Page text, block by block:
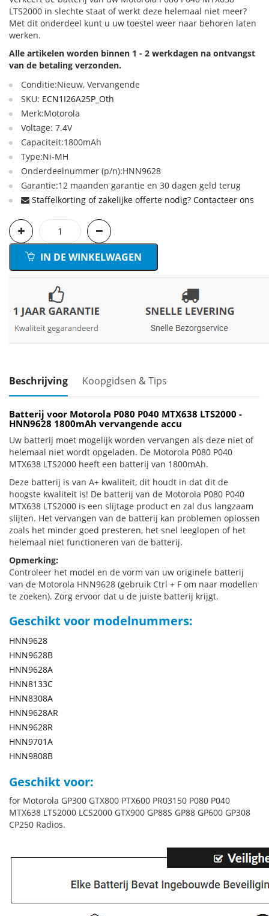
LTS2000 in slechte staat of werkt deze helemaal niet meer?
Met dit onderdeel kunt u uw toestel weer naar behoren laten
werken.
Alle artikelen worden binnen 1 - 2 werkdagen na ontvangst
van de betaling verzonden.
Conditie:Nieuw, Vervangende
SKU: ECN1I26A25P_Oth
Merk:Motorola
Voltage: 7.4V
Capaciteit:1800mAh
Type:Ni-MH
Onderdeelnummer (p/n):HNN9628
Garantie:12 maanden garantie en 30 dagen geld terug
Staffelkorting of zakelijke offerte nodig? Contacteer ons
IN DE WINKELWAGEN
Beschrijving Koopgidsen & Tips
Batterij voor Motorola P080 P040 MTX638 LTS2000 -
HNN9628 1800mAh vervangende accu
Uw batterij moet mogelijk worden vervangen als deze niet of
helemaal niet wordt opgeladen. De Motorola P080 P040
MTX638 LTS2000 heeft een batterij van 1800mAh.
Deze batterij is van A+ kwaliteit, dit houdt in dat dit de
hoogste kwaliteit is! De batterij van de Motorola P080 P040
MTX638 LTS2000 is een slijtage product en zal dus langzaam
slijten. Het vervangen van de batterij kan problemen oplossen
zoals het minder goed presteren, het snel leeglopen of het
helemaal niet functioneren van de batterij.
Opmerking:
Controleer het model en de vorm van uw originele batterij
van de Motorola HNN9628 (gebruik Ctrl + F om naar modellen
te zoeken). Zorg ervoor dat u de juiste batterij krijgt.
Geschikt voor modelnummers:
HNN9628
HNN9628B
HNN9628A
HNN8133C
HNN8308A
HNN9628AR
HNN9628R
HNN9701A
HNN9808B
Geschikt voor:
for Motorola GP300 GTX800 PTX600 PR03150 P080 P040
MTX638 LTS2000 LCS2000 GTX900 GP88S GP88 GP600 GP308
CP250 Radios.